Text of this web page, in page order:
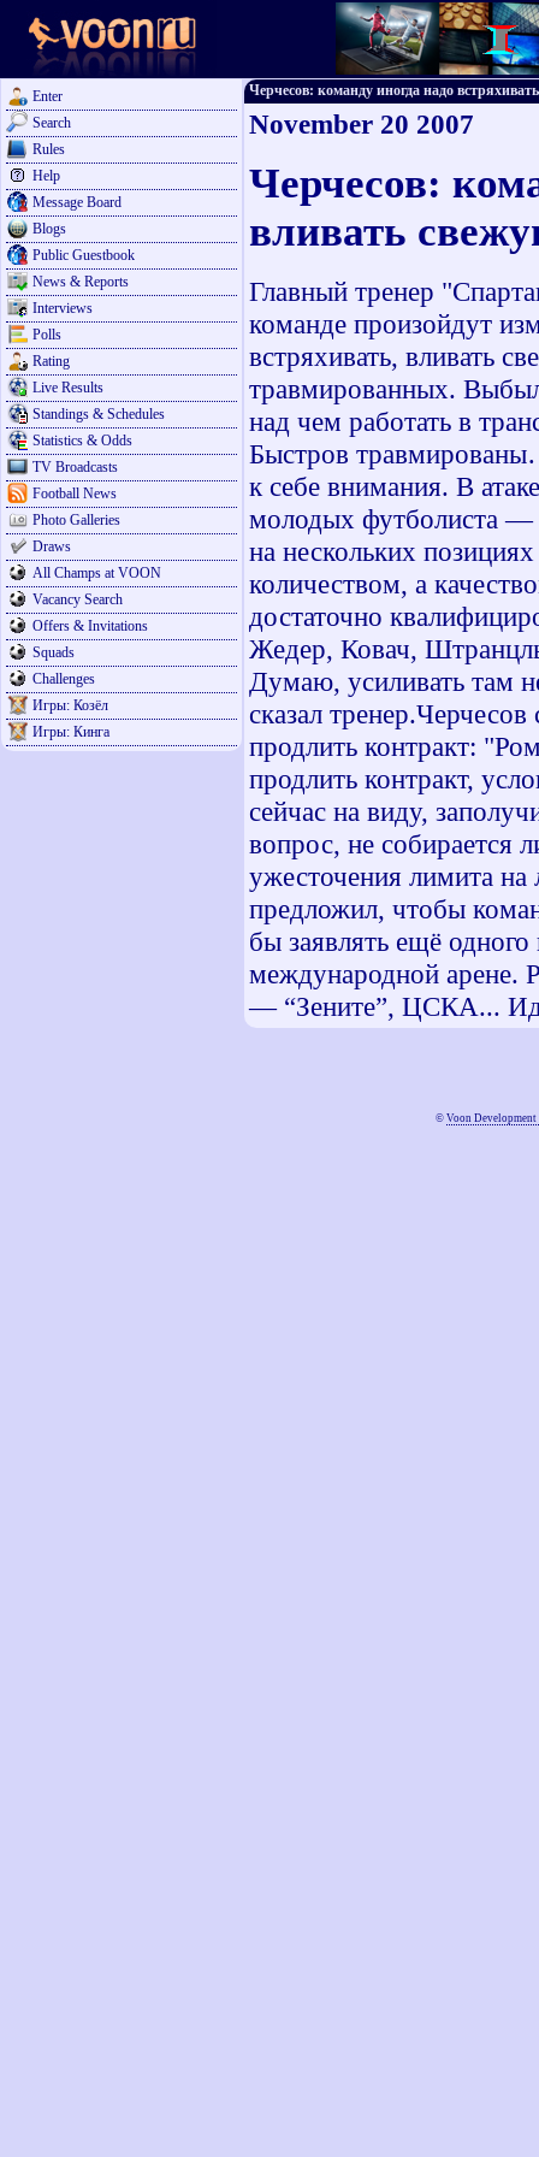
Enter
Search
Rules
Help
Message Board
Blogs
Public Guestbook
News & Reports
Interviews
Polls
Rating
Live Results
Standings & Schedules
Statistics & Odds
TV Broadcasts
Football News
Photo Galleries
Draws
All Champs at VOON
Vacancy Search
Offers & Invitations
Squads
Challenges
Игры: Козёл
Игры: Кинга
Черчесов: команду иногда надо
November 20 2007
Черчесов:
вливать
Главный тренер
команде произойдут
встряхивать, вливать
травмированных.
над чем работать в
Быстров
к себе внимания. В
молодых футболиста —
на нескольких
количеством, а
достаточно
Жедер, Ковач,
Думаю, усиливать там
сказал
продлить контракт:
продлить контракт,
сейчас на виду,
вопрос, не собирается
ужесточения лимита
предложил, чтобы
бы заявлять ещё
международной арене.
— “Зените”, ЦСКА...
© Voon Development